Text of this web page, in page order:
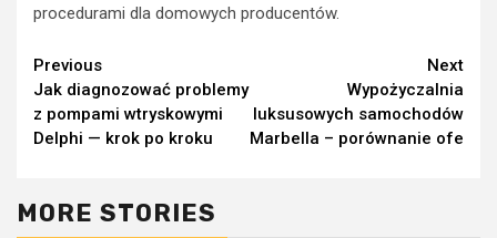
procedurami dla domowych producentów.
Continue
Reading
Previous
Jak diagnozować problemy
z pompami wtryskowymi
Delphi — krok po kroku
Next
Wypożyczalnia
luksusowych samochodów
Marbella – porównanie ofe
MORE STORIES